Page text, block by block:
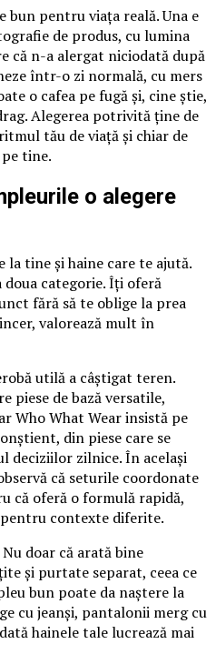
bun pentru viața reală. Una e
de produs, cu lumina
că n-a alergat niciodată după
într-o zi normală, cu mers
o cafea pe fugă și, cine știe,
Alegerea potrivită ține de
tău de viață și chiar de
tine.
o alegere
la tine și haine care te ajută.
categorie. Îți oferă
fără să te oblige la prea
valorează mult în
utilă a câștigat teren.
piese de bază versatile,
Who What Wear insistă pe
din piese care se
deciziilor zilnice. În același
că seturile coordonate
că oferă o formulă rapidă,
contexte diferite.
doar că arată bine
și purtate separat, ceea ce
bun poate da naștere la
cu jeanși, pantalonii merg cu
hainele tale lucrează mai